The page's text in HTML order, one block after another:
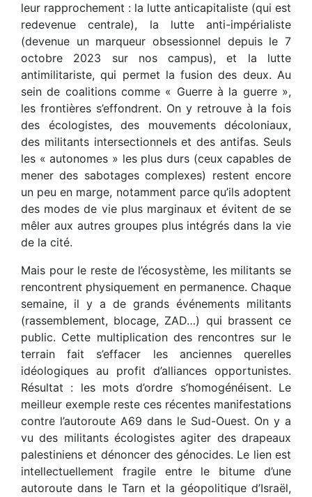
leur rapprochement : la lutte anticapitaliste (qui est
redevenue centrale), la lutte anti-impérialiste
(devenue un marqueur obsessionnel depuis le 7
octobre 2023 sur nos campus), et la lutte
antimilitariste, qui permet la fusion des deux. Au
sein de coalitions comme « Guerre à la guerre »,
les frontières s’effondrent. On y retrouve à la fois
des écologistes, des mouvements décoloniaux,
des militants intersectionnels et des antifas. Seuls
les « autonomes » les plus durs (ceux capables de
mener des sabotages complexes) restent encore
un peu en marge, notamment parce qu’ils adoptent
des modes de vie plus marginaux et évitent de se
mêler aux autres groupes plus intégrés dans la vie
de la cité.
Mais pour le reste de l’écosystème, les militants se
rencontrent physiquement en permanence. Chaque
semaine, il y a de grands événements militants
(rassemblement, blocage, ZAD…) qui brassent ce
public. Cette multiplication des rencontres sur le
terrain fait s’effacer les anciennes querelles
idéologiques au profit d’alliances opportunistes.
Résultat : les mots d’ordre s’homogénéisent. Le
meilleur exemple reste ces récentes manifestations
contre l’autoroute A69 dans le Sud-Ouest. On y a
vu des militants écologistes agiter des drapeaux
palestiniens et dénoncer des génocides. Le lien est
intellectuellement fragile entre le bitume d’une
autoroute dans le Tarn et la géopolitique d’Israël,